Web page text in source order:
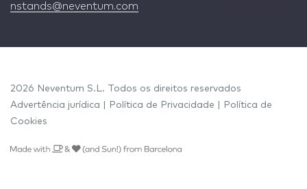
nstands@neventum.com
2026 Neventum S.L. Todos os direitos reservados
Advertência jurídica
Política de Privacidade
Política de
Cookies